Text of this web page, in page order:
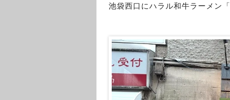
池袋西口にハラル和牛ラーメン「